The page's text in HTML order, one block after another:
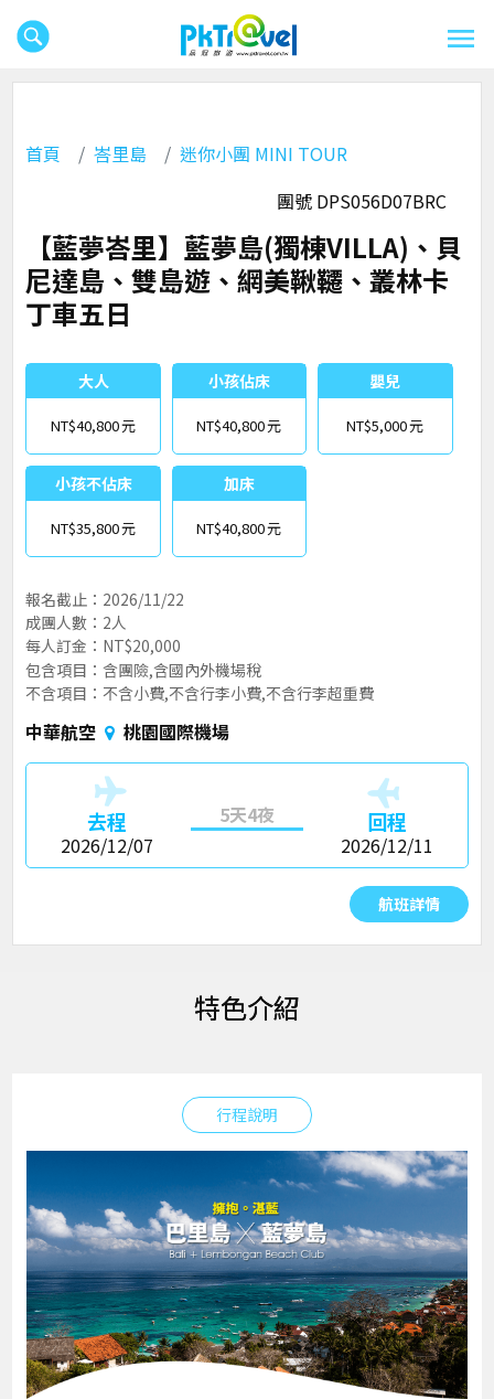
首頁 峇里島
迷你小團 MINI TOUR
團號 DPS056D07BRC
【藍夢峇里】藍夢島(獨棟VILLA)、貝
尼達島、雙島遊、網美鞦韆、叢林卡
丁車五日
大人
NT$40,800
小孩佔床
NT$40,800
嬰兒
NT$5,000
小孩不佔床
NT$35,800
加床
NT$40,800
報名截止：2026/11/22
成團人數：2人
每人訂金：NT$20,000
包含項目：含團險,含國內外機場稅
不含項目：不含小費,不含行李小費,不含行李超重費
中華航空 桃園國際機場
去程
2026/12/07
5天4夜 回程
2026/12/11
航班詳情
特色介紹
行程說明